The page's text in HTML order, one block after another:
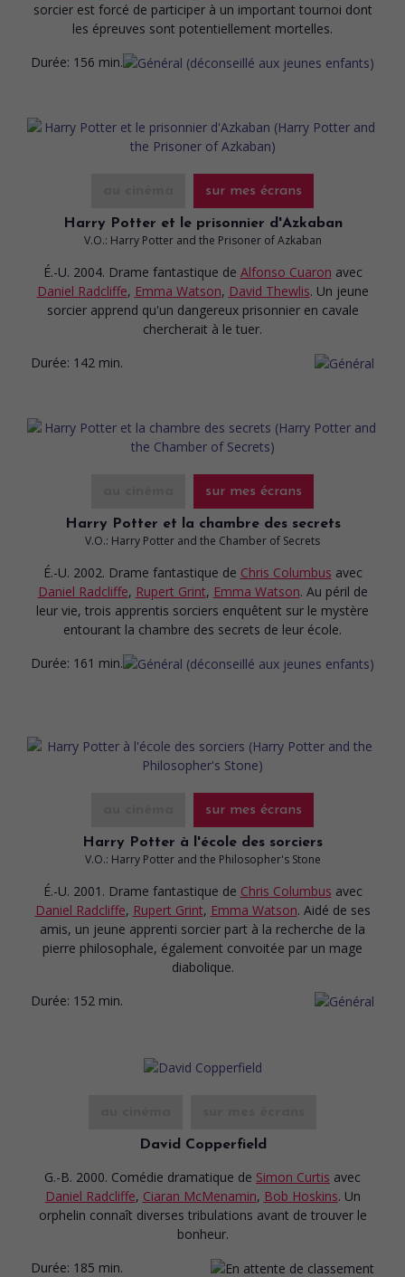
sorcier est forcé de participer à un important tournoi dont
les épreuves sont potentiellement mortelles.
Durée: 156 min.
sur mes écrans
Harry Potter et le prisonnier d'Azkaban
V.O.: Harry Potter and the Prisoner of Azkaban
É.-U. 2004. Drame fantastique de Alfonso Cuaron avec
Daniel Radcliffe, Emma Watson, David Thewlis. Un jeune
sorcier apprend qu'un dangereux prisonnier en cavale
chercherait à le tuer.
Durée: 142 min.
sur mes écrans
Harry Potter et la chambre des secrets
V.O.: Harry Potter and the Chamber of Secrets
É.-U. 2002. Drame fantastique de Chris Columbus avec
Daniel Radcliffe, Rupert Grint, Emma Watson. Au péril de
leur vie, trois apprentis sorciers enquêtent sur le mystère
entourant la chambre des secrets de leur école.
Durée: 161 min.
sur mes écrans
Harry Potter à l'école des sorciers
V.O.: Harry Potter and the Philosopher's Stone
É.-U. 2001. Drame fantastique de Chris Columbus avec
Daniel Radcliffe, Rupert Grint, Emma Watson. Aidé de ses
amis, un jeune apprenti sorcier part à la recherche de la
pierre philosophale, également convoitée par un mage
diabolique.
Durée: 152 min.
David Copperfield
G.-B. 2000. Comédie dramatique de Simon Curtis avec
Daniel Radcliffe, Ciaran McMenamin, Bob Hoskins. Un
orphelin connaît diverses tribulations avant de trouver le
bonheur.
Durée: 185 min.